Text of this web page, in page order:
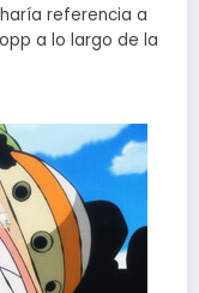
referencia a
a lo largo de la